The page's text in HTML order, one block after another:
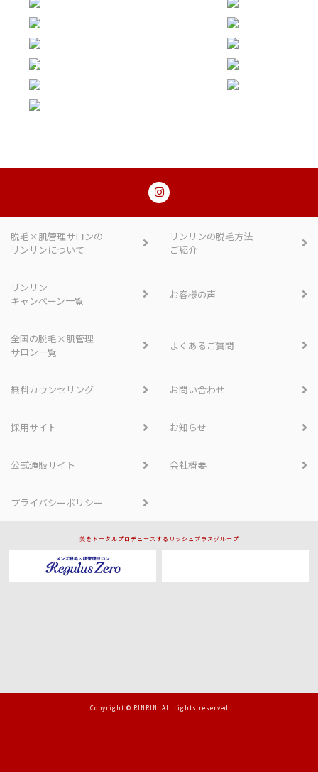
両ひじ上
両ひじ下
手の甲と指
両ひざ上
両ひざ下
脱毛×肌管理サロンの
リンリンについて
リンリンの脱毛方法
ご紹介
リンリン
キャンペーン一覧
お客様の声
全国の脱毛×肌管理
サロン一覧
よくあるご質問
無料カウンセリング お問い合わせ
採用サイト お知らせ
公式通販サイト 会社概要
プライバシーポリシー
美をトータルプロデュースするリッシュプラスグループ
Copyright © RINRIN. All rights reserved